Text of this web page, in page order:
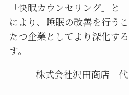
「快眠カウンセリング」と
により、睡眠の改善を行う
たつ企業としてより深化す
す。
株式会社沢田商店